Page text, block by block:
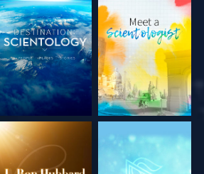
DÉCOUVRIR LES
DÉCOUVRIR LES